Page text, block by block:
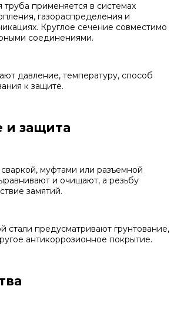
применяется в системах
газораспределения и
Круглое сечение совместимо
соединениями.
давление, температуру, способ
к защите.
и защита
муфтами или разъемной
и очищают, а резьбу
замятий.
стали предусматривают грунтование,
антикоррозионное покрытие.